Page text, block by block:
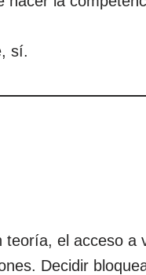
sí.
teoría, el acceso a
Decidir